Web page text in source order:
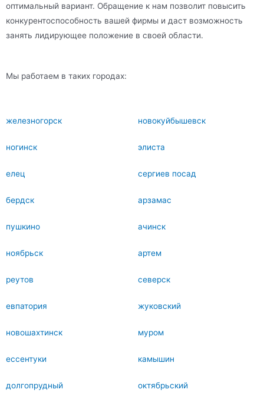
оптимальный вариант. Обращение к нам позволит повысить
конкурентоспособность вашей фирмы и даст возможность
занять лидирующее положение в своей области.
Мы работаем в таких городах:
железногорск новокуйбышевск
ногинск элиста
елец сергиев посад
бердск арзамас
пушкино ачинск
ноябрьск артем
реутов северск
евпатория жуковский
новошахтинск муром
ессентуки камышин
долгопрудный октябрьский